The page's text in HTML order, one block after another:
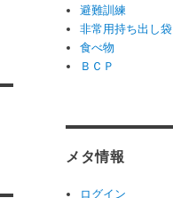
避難訓練
非常用持ち出し袋
食べ物
ＢＣＰ
メタ情報
ログイン